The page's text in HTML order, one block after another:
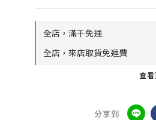
全店，滿千免運
全店，來店取貨免運費
查
分享到